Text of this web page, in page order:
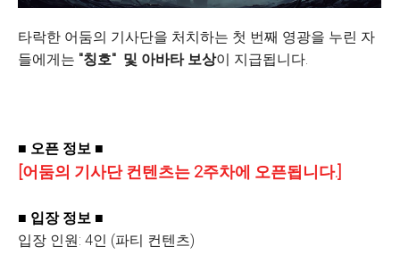
타락한 어둠의 기사단을 처치하는 첫 번째 영광을 누린 자
들에게는 "칭호" 및 아바타 보상이 지급됩니다.
■ 오픈 정보 ■
[어둠의 기사단 컨텐츠는 2주차에 오픈됩니다.]
■ 입장 정보 ■
입장 인원: 4인 (파티 컨텐츠)